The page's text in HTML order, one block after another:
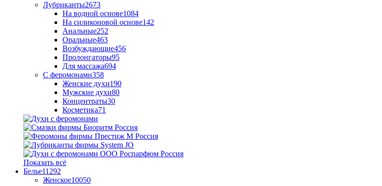
Лубриканты2673
На водной основе1084
На силиконовой основе142
Анальные252
Оральные463
Возбуждающие456
Пролонгаторы95
Для массажа694
С феромонами358
Женские духи190
Мужские духи80
Концентраты30
Косметика71
Показать всё
Белье11292
Женское10050